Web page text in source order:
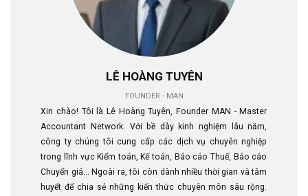
LÊ HOÀNG TUYÊN
FOUNDER - MAN
Xin chào! Tôi là Lê Hoàng Tuyên, Founder MAN - Master
Accountant Network. Với bề dày kinh nghiệm lâu năm,
công ty chúng tôi cung cấp các dịch vụ chuyên nghiệp
trong lĩnh vực Kiểm toán, Kế toán, Báo cáo Thuế, Báo cáo
Chuyển giá... Ngoài ra, tôi còn dành nhiều thời gian và tâm
huyết để chia sẻ những kiến thức chuyên môn sâu rộng.